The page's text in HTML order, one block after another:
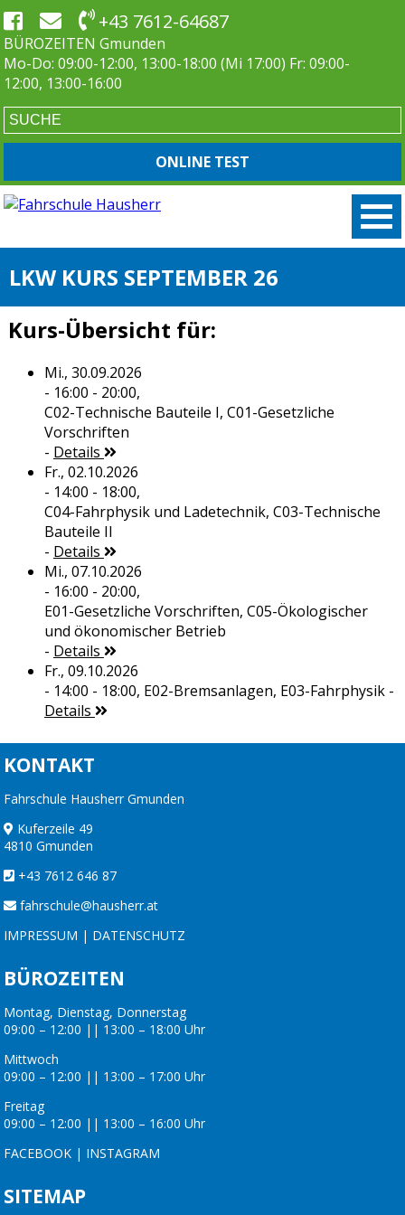
+43 7612-64687
BÜROZEITEN Gmunden
Mo-Do: 09:00-12:00, 13:00-18:00 (Mi 17:00) Fr: 09:00-
12:00, 13:00-16:00
ONLINE TEST
LKW KURS SEPTEMBER 26
Kurs-Übersicht für:
Mi., 30.09.2026
- 16:00 - 20:00,
C02-Technische Bauteile I, C01-Gesetzliche
Vorschriften
- Details
Fr., 02.10.2026
- 14:00 - 18:00,
C04-Fahrphysik und Ladetechnik, C03-Technische
Bauteile II
- Details
Mi., 07.10.2026
- 16:00 - 20:00,
E01-Gesetzliche Vorschriften, C05-Ökologischer
und ökonomischer Betrieb
- Details
Fr., 09.10.2026
- 14:00 - 18:00, E02-Bremsanlagen, E03-Fahrphysik-
Details
KONTAKT
Fahrschule Hausherr Gmunden
Kuferzeile 49
4810 Gmunden
+43 7612 646 87
fahrschule@hausherr.at
IMPRESSUM | DATENSCHUTZ
BÜROZEITEN
Montag, Dienstag, Donnerstag
09:00 – 12:00 || 13:00 – 18:00 Uhr
Mittwoch
09:00 – 12:00 || 13:00 – 17:00 Uhr
Freitag
09:00 – 12:00 || 13:00 – 16:00 Uhr
FACEBOOK | INSTAGRAM
SITEMAP